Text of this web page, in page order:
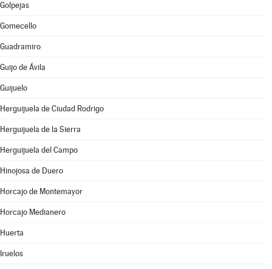
Golpejas
Gomecello
Guadramiro
Guijo de Ávila
Guijuelo
Herguijuela de Ciudad Rodrigo
Herguijuela de la Sierra
Herguijuela del Campo
Hinojosa de Duero
Horcajo de Montemayor
Horcajo Medianero
Huerta
Iruelos